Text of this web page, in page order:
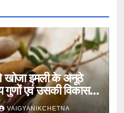
ने खोजा इमली के अनूठे
एवं उसकी विकास
VAIGYANIKCHETNA